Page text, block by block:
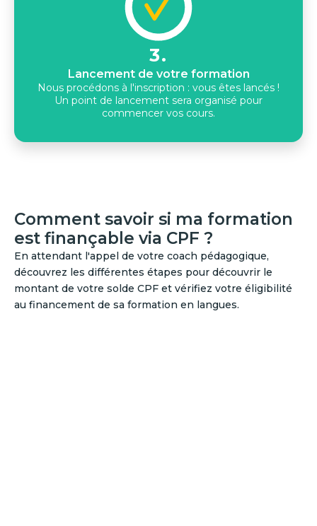
3.
Lancement de votre formation
Nous procédons à l'inscription : vous êtes lancés !
Un point de lancement sera organisé pour
commencer vos cours.
Comment savoir si ma formation
est finançable via CPF ?
En attendant l'appel de votre coach pédagogique,
découvrez les différentes étapes pour découvrir le
montant de votre solde CPF et vérifiez votre éligibilité
au financement de sa formation en langues.